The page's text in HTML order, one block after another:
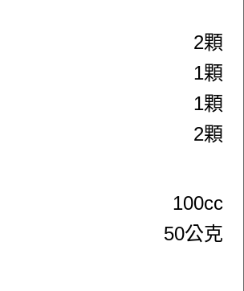
2顆
1顆
1顆
2顆
100cc
50公克